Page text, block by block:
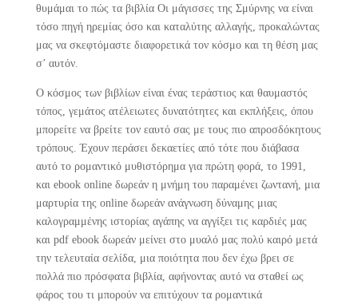
θυμάμαι το πώς τα βιβλία Οι μάγισσες της Σμύρνης να είναι
τόσο πηγή ηρεμίας όσο και καταλύτης αλλαγής, προκαλώντας
μας να σκεφτόμαστε διαφορετικά τον κόσμο και τη θέση μας
σ’ αυτόν.
Ο κόσμος των βιβλίων είναι ένας τεράστιος και θαυμαστός
τόπος, γεμάτος ατέλειωτες δυνατότητες και εκπλήξεις, όπου
μπορείτε να βρείτε τον εαυτό σας με τους πιο απροσδόκητους
τρόπους. Έχουν περάσει δεκαετίες από τότε που διάβασα
αυτό το ρομαντικό μυθιστόρημα για πρώτη φορά, το 1991,
και ebook online δωρεάν η μνήμη του παραμένει ζωντανή, μια
μαρτυρία της online δωρεάν ανάγνωση δύναμης μιας
καλογραμμένης ιστορίας αγάπης να αγγίξει τις καρδιές μας
και pdf ebook δωρεάν μείνει στο μυαλό μας πολύ καιρό μετά
την τελευταία σελίδα, μια ποιότητα που δεν έχω βρει σε
πολλά πιο πρόσφατα βιβλία, αφήνοντας αυτό να σταθεί ως
φάρος του τι μπορούν να επιτύχουν τα ρομαντικά